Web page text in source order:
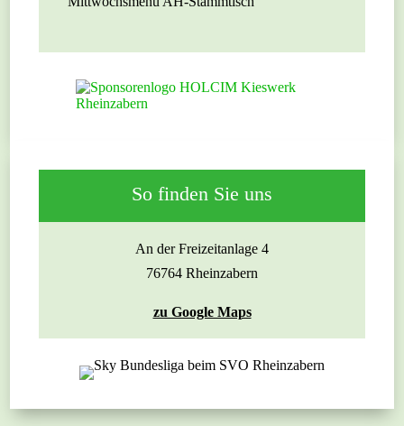
So finden Sie uns
An der Freizeitanlage 4
76764 Rheinzabern
zu Google Maps